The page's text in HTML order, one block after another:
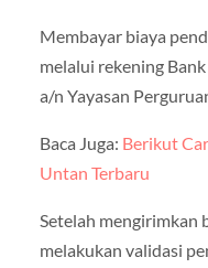
Membayar biaya
melalui rekening
a/n Yayasan
Baca Juga: Berikut
Untan Terbaru
Setelah mengirimkan
melakukan validasi